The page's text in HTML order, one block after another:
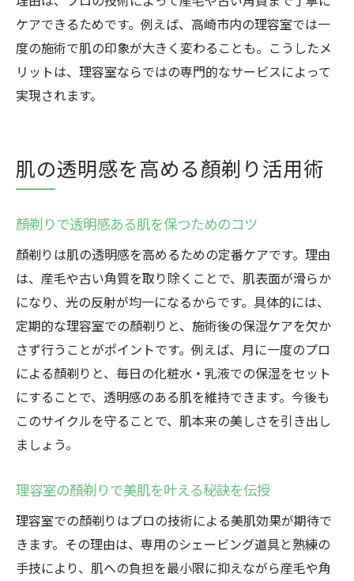
ケアできるためです。例えば、高崎市内の理容室では一
度の施術で肌の印象が大きく変わることも。こうしたメ
リットは、理容室ならではの専門的なサービスによって
実現されます。
肌の透明感を高める顏剃り活用術
顏剃りで透明感ある肌を保つためのコツ
顏剃りは肌の透明感を高めるための定番ケアです。理由
は、産毛や古い角質を取り除くことで、肌表面が滑らか
になり、光の反射が均一になるからです。具体的には、
定期的な理容室での顏剃りと、施術後の保湿ケアを欠か
さず行うことがポイントです。例えば、月に一度のプロ
による顏剃りと、毎日の化粧水・乳液での保湿をセット
にすることで、透明感のある肌を維持できます。今後も
このサイクルを守ることで、肌本来の美しさを引き出し
ましょう。
理容室の顏剃りで美肌を叶える秘訣を伝授
理容室での顏剃りはプロの技術による美肌効果が期待で
きます。その理由は、専用のシェービング道具と熟練の
手技により、肌への負担を最小限に抑えながら産毛や角